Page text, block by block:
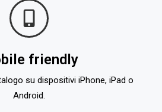
friendly
su dispositivi iPhone, iPad o
Android.